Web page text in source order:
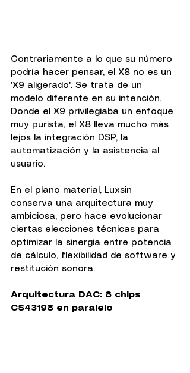
Contrariamente a lo que su número
podría hacer pensar, el X8 no es un
'X9 aligerado'. Se trata de un
modelo diferente en su intención.
Donde el X9 privilegiaba un enfoque
muy purista, el X8 lleva mucho más
lejos la integración DSP, la
automatización y la asistencia al
usuario.
En el plano material, Luxsin
conserva una arquitectura muy
ambiciosa, pero hace evolucionar
ciertas elecciones técnicas para
optimizar la sinergia entre potencia
de cálculo, flexibilidad de software y
restitución sonora.
Arquitectura DAC: 8 chips
CS43198 en paralelo